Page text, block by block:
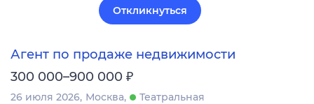
Откликнуться
Агент по продаже недвижимости
300 000–900 000 ₽
26 июля 2026 Москва
Театральная